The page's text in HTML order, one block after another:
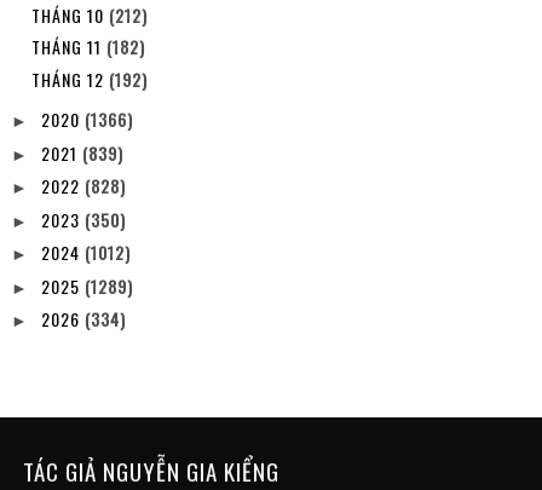
THÁNG 10 (212)
THÁNG 11 (182)
THÁNG 12 (192)
► 2020 (1366)
► 2021 (839)
► 2022 (828)
► 2023 (350)
► 2024 (1012)
► 2025 (1289)
► 2026 (334)
TÁC GIẢ NGUYỄN GIA KIỂNG